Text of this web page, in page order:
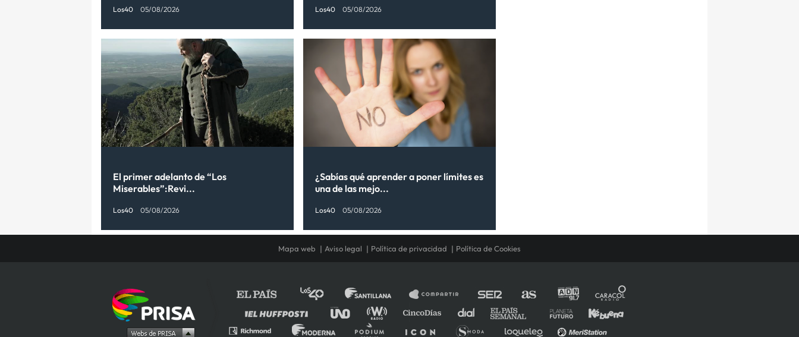
Los40 05/08/2026 Los40 05/08/2026
El primer adelanto de “Los
Miserables”:Revi...
Los40 05/08/2026
¿Sabías qué aprender a poner límites es
una de las mejo...
Los40 05/08/2026
Mapa web Aviso legal Política de privacidad Política de Cookies